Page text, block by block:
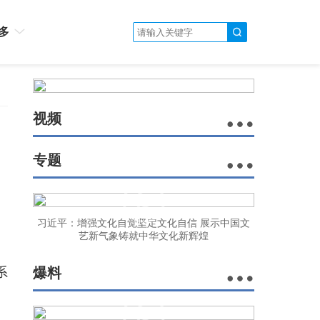
视频
专题
习近平：增强文化自觉坚定文化自信 展示中国文
艺新气象铸就中华文化新辉煌
爆料